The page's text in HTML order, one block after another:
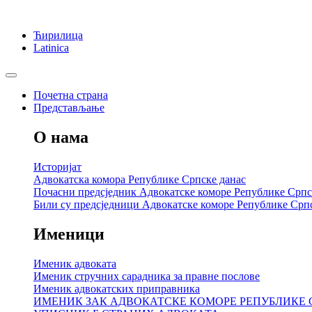
Ћирилица
Latinica
Почетна страна
Представљање
О нама
Историјат
Адвокатска комора Републике Српске данас
Почасни предсједник Адвокатске коморе Републике
Били су предсједници Адвокатске коморе Републике
Именици
Именик адвоката
Именик стручних сарадника за правне послове
Именик адвокатских приправника
ИМЕНИК ЗАК АДВОКАТСКЕ КОМОРЕ РЕПУБЛИКЕ